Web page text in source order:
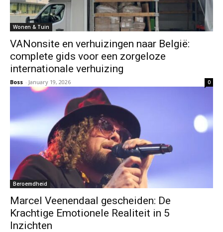
Wonen & Tuin
VANonsite en verhuizingen naar België:
complete gids voor een zorgeloze
internationale verhuizing
Boss - January 19, 2026 0
Beroemdheid
Marcel Veenendaal gescheiden: De
Krachtige Emotionele Realiteit in 5
Inzichten